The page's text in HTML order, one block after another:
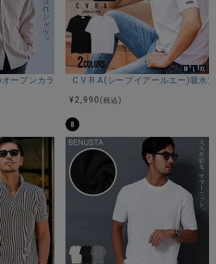
く、ストリートからカジュアルまで様々
ます。
るのはもちろん、軽い羽織りのインナー
揮してくれるアイテムです。
生地を使用し、柔らかく快適な着心地を実
。
レタンを配合し、伸縮性を持たせること
適なフィット感に仕上げています。
デニム切り替えが映えるホワイトと、ク
ブラックの2色展開。
インの魅力を引き立てるカラーリング
せてお選びいただけます。
ジ加工が存在感を放つ、LUXE/Rらしいデ
。
トに取り入れるだけで、こなれ感のある
ープンカラー楊柳シャツ/全3色C.V.R.A(シーブイアールエー)吸水
¥ 2,990 (税込)
8